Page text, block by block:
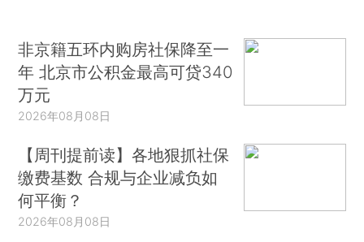
非京籍五环内购房社保降至一
年 北京市公积金最高可贷340
万元
2026年08月08日
【周刊提前读】各地狠抓社保
缴费基数 合规与企业减负如
何平衡？
2026年08月08日